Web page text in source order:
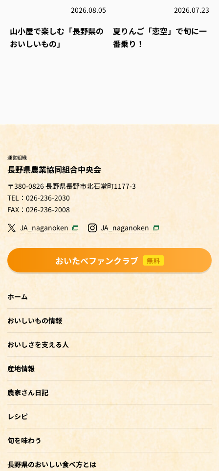
2026.08.05
山小屋で楽しむ「長野県の
おいしいもの」
2026.07.23
夏りんご「恋空」で旬に一
番乗り！
運営組織
長野県農業協同組合中央会
〒380-0826 長野県長野市北石堂町1177-3
TEL：026-236-2030
FAX：026-236-2008
JA_naganoken
JA_naganoken
おいたべファンクラブ 無料
ホーム
おいしいもの情報
おいしさを支える人
産地情報
農家さん日記
レシピ
旬を味わう
長野県のおいしい食べ方とは